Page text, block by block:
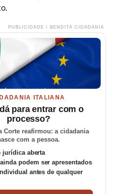
PUBLICIDADE / BENDITA CIDADANIA
ITALIANA
para entrar com o
processo?
Corte reafirmou: a cidadania
com a pessoa.
jurídica aberta
podem ser apresentados
antes de qualquer